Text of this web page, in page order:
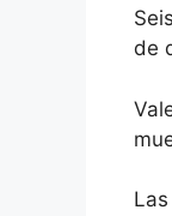
de